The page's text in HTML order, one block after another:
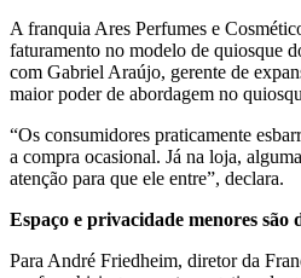
A franquia Ares Perfumes e
faturamento no modelo de quiosque
com Gabriel Araújo, gerente de
maior poder de abordagem no
“Os consumidores praticamente
a compra ocasional. Já na loja,
atenção para que ele entre”, declara.
Espaço e privacidade menores são
Para André Friedheim, diretor da